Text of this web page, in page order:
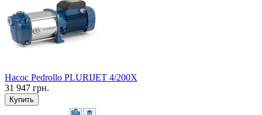
Насос Pedrollo PLURIJET 4/200X
31 947 грн.
Купить